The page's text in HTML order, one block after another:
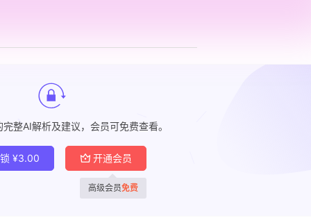
整AI解析及建议，会员可免费查看。
¥3.00 开通会员
高级会员免费